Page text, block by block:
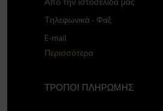
Tηλεφωνικά - Φαξ
E-mail
Περισσότερα
ΤΡΟΠΟΙ ΠΛΗΡΩΜΗΣ